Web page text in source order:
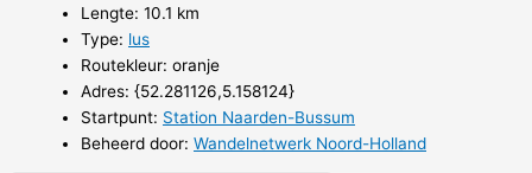
Lengte: 10.1 km
Type: lus
Routekleur: oranje
Adres: {52.281126,5.158124}
Startpunt: Station Naarden-Bussum
Beheerd door: Wandelnetwerk Noord-Holland